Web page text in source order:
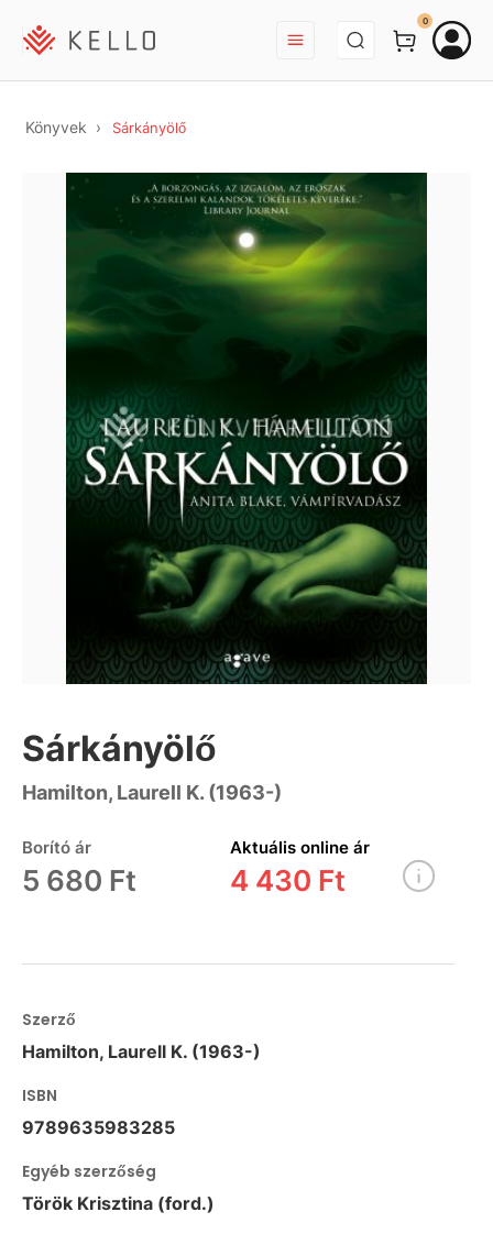
BEJELENTKEZÉS
0
Könyvek Sárkányölő
Sárkányölő
Hamilton, Laurell K. (1963-)
Borító ár
5 680 Ft
Aktuális online ár
4 430 Ft
Szerző
Hamilton, Laurell K. (1963-)
ISBN
9789635983285
Egyéb szerzőség
Török Krisztina (ford.)